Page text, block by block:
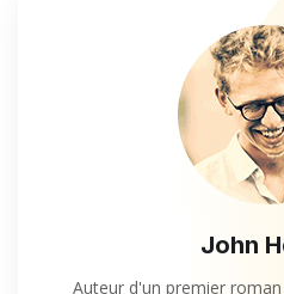
John
Auteur d'un premier